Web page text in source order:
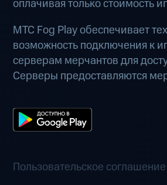
оплачивая только стоимость
МТС Fog Play обеспечивает
возможность подключения к
серверам мерчантов для
Серверы предоставляются
Пользовательское соглашение